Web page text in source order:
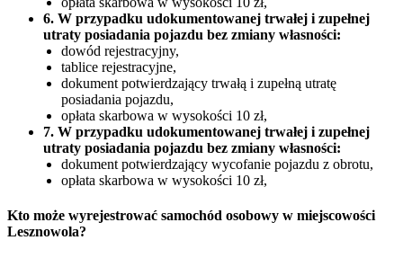
6. W przypadku udokumentowanej trwałej i zupełnej
utraty posiadania pojazdu bez zmiany własności:
dowód rejestracyjny,
tablice rejestracyjne,
dokument potwierdzający trwałą i zupełną utratę
posiadania pojazdu,
opłata skarbowa w wysokości 10 zł,
7. W przypadku udokumentowanej trwałej i zupełnej
utraty posiadania pojazdu bez zmiany własności:
dokument potwierdzający wycofanie pojazdu z obrotu,
opłata skarbowa w wysokości 10 zł,
Kto może wyrejestrować samochód osobowy w miejscowości
Lesznowola?